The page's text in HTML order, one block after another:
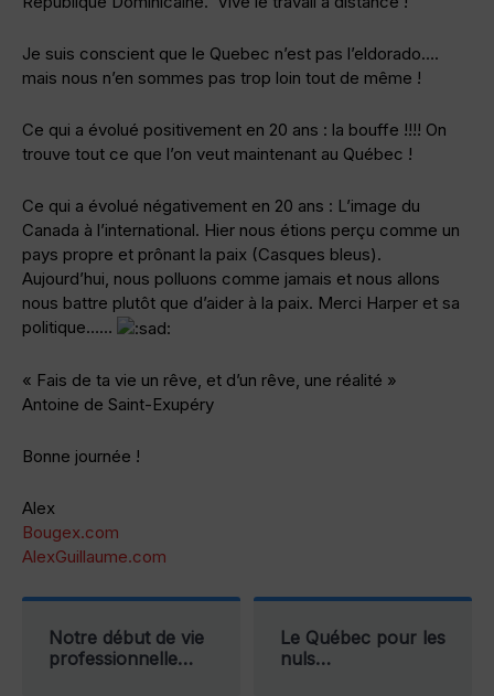
Je suis conscient que le Quebec n’est pas l’eldorado….
mais nous n’en sommes pas trop loin tout de même !
Ce qui a évolué positivement en 20 ans : la bouffe !!!! On
trouve tout ce que l’on veut maintenant au Québec !
Ce qui a évolué négativement en 20 ans : L’image du
Canada à l’international. Hier nous étions perçu comme un
pays propre et prônant la paix (Casques bleus).
Aujourd’hui, nous polluons comme jamais et nous allons
nous battre plutôt que d’aider à la paix. Merci Harper et sa
politique……
« Fais de ta vie un rêve, et d’un rêve, une réalité »
Antoine de Saint-Exupéry
Bonne journée !
Alex
Bougex.com
AlexGuillaume.com
Notre début de vie
professionnelle…
Le Québec pour les
nuls…